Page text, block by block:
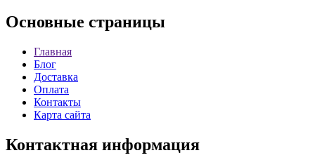
Основные страницы
Главная
Блог
Доставка
Оплата
Контакты
Карта сайта
Контактная информация